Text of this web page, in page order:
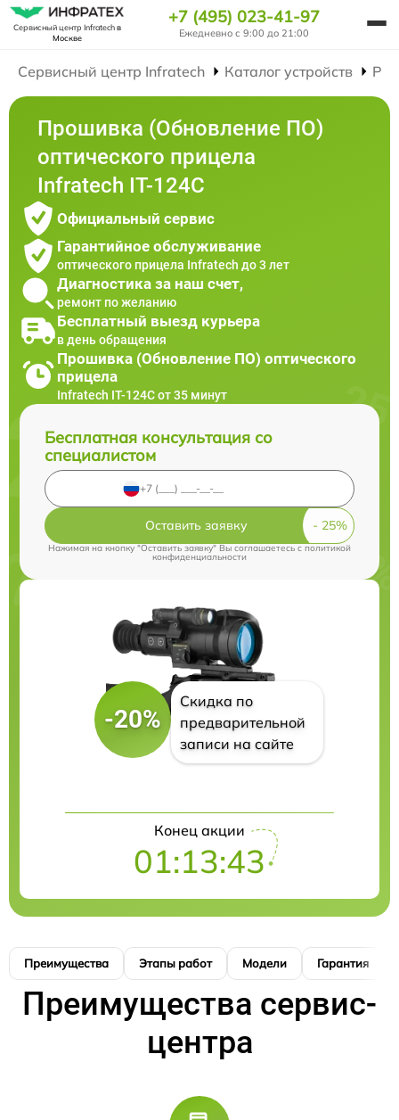
Сервисный центр Infratechв
Москве
+7 (495) 023-41-97
Ежедневно с 9:00 до 21:00
Сервисный центр Infratech Каталог устройств
Прошивка (Обновление ПО)
оптического прицела
Infratech IT-124C
Официальный сервис
Гарантийное обслуживание
оптического прицела Infratech до 3 лет
Диагностика за наш счет,
ремонт по желанию
Бесплатный выезд курьера
в день обращения
Прошивка (Обновление ПО) оптического
прицела
Infratech IT-124C от 35 минут
Бесплатная консультация со
специалистом
Оставить заявку
Нажимая на кнопку "Оставить заявку" Вы соглашаетесь cполитикой
конфиденциальности
-20%
Скидка по
предварительной
записи на сайте
Конец акции
01:13:41
Преимущества Этапы работ Модели Гарантия
Преимущества сервис-
центра